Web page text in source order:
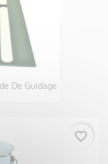
De Guidage
favorite_border